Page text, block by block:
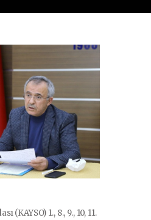
(KAYSO) 1., 8., 9., 10, 11.